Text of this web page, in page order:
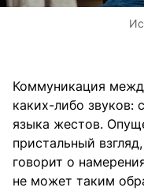
Коммуникация
каких-либо
языка жестов.
пристальный
говорит о
не может таким